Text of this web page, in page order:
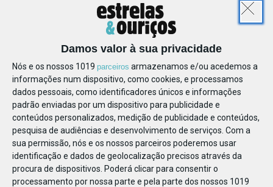
Damos valor à sua privacidade
Nós e os nossos 1019 parceiros armazenamos e/ou acedemos a
informações num dispositivo, como cookies, e processamos
dados pessoais, como identificadores únicos e informações
padrão enviadas por um dispositivo para publicidade e
conteúdos personalizados, medição de publicidade e conteúdos,
pesquisa de audiências e desenvolvimento de serviços. Com a
sua permissão, nós e os nossos parceiros poderemos usar
identificação e dados de geolocalização precisos através da
procura de dispositivos. Poderá clicar para consentir o
processamento por nossa parte e pela parte dos nossos 1019